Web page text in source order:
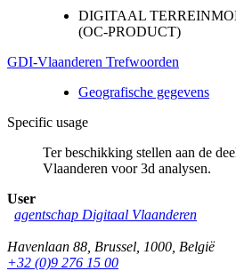
DIGITAAL
(OC-PRODUCT)
GDI-Vlaanderen Trefwoorden
Geografische gegevens
Specific usage
Ter beschikking stellen aan de
Vlaanderen voor 3d analysen.
User
agentschap Digitaal Vlaanderen
Havenlaan 88 Brussel 1000 België
+32 (0)9 276 15 00